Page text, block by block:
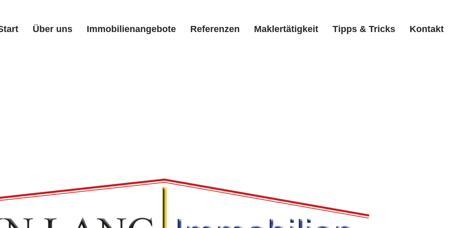
Über uns Immobilienangebote Referenzen Maklertätigkeit Tipps & Tricks Kontakt